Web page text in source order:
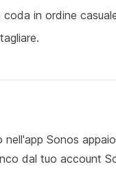
coda in ordine
Sonos
dal tuo account